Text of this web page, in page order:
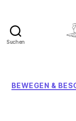
Suchen
BEWEGEN &